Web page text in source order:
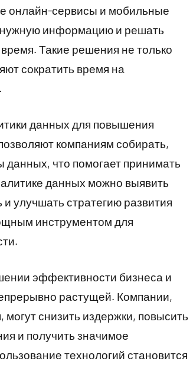
онлайн-сервисы и мобильные
нужную информацию и решать
Такие решения не только
сократить время на
данных для повышения
компаниям собирать,
что помогает принимать
данных можно выявить
улучшать стратегию развития
инструментом для
эффективности бизнеса и
растущей. Компании,
снизить издержки, повысить
и получить значимое
технологий становится